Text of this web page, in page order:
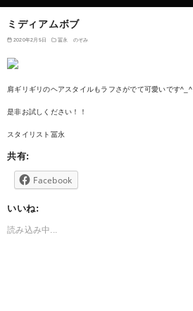
ミディアムボブ
2020年2月5日 冨永 のぞみ
肩ギリギリのヘアスタイルもラフさがでて可愛いです^_^
是非お試しください！！
スタイリスト冨永
共有:
Facebook
いいね:
読み込み中...